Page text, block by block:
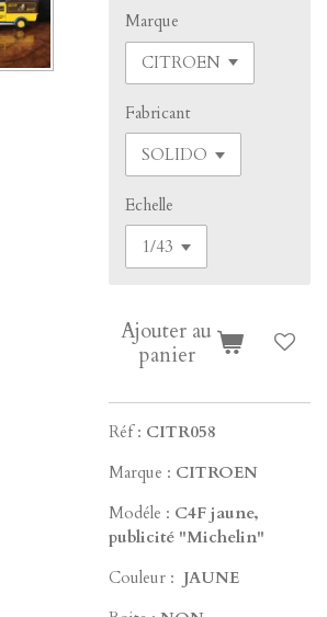
Marque
Fabricant
Echelle
Ajouter au
panier
Réf : CITR058
Marque : CITROEN
Modéle : C4F jaune,
publicité "Michelin"
Couleur : JAUNE